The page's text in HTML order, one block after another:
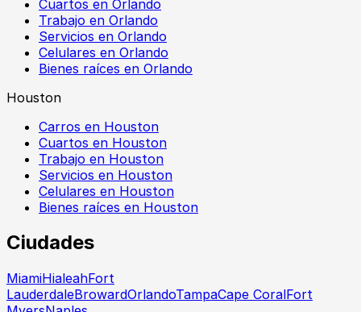
Cuartos en Orlando
Trabajo en Orlando
Servicios en Orlando
Celulares en Orlando
Bienes raíces en Orlando
Houston
Carros en Houston
Cuartos en Houston
Trabajo en Houston
Servicios en Houston
Celulares en Houston
Bienes raíces en Houston
Ciudades
MiamiHialeahFort
LauderdaleBrowardOrlandoTampaCape CoralFort